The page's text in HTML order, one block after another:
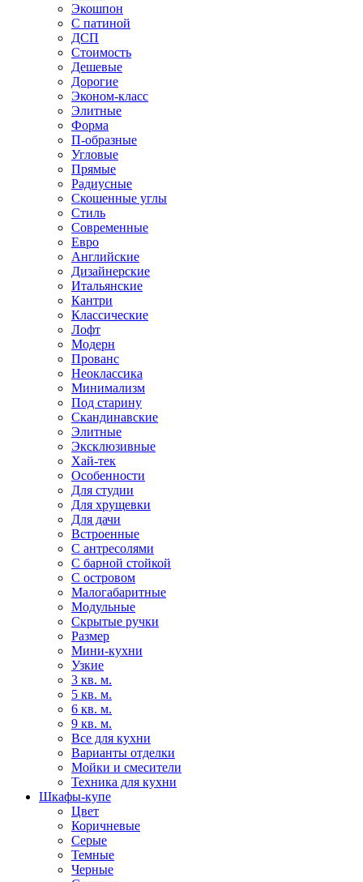
Экошпон
С патиной
ДСП
Стоимость
Дешевые
Дорогие
Эконом-класс
Элитные
Форма
П-образные
Угловые
Прямые
Радиусные
Скошенные углы
Стиль
Современные
Евро
Английские
Дизайнерские
Итальянские
Кантри
Классические
Лофт
Модерн
Прованс
Неоклассика
Минимализм
Под старину
Скандинавские
Элитные
Эксклюзивные
Хай-тек
Особенности
Для студии
Для хрущевки
Для дачи
Встроенные
С антресолями
С барной стойкой
С островом
Малогабаритные
Модульные
Скрытые ручки
Размер
Мини-кухни
Узкие
3 кв. м.
5 кв. м.
6 кв. м.
9 кв. м.
Все для кухни
Варианты отделки
Мойки и смесители
Техника для кухни
Шкафы-купе
Цвет
Коричневые
Серые
Темные
Черные